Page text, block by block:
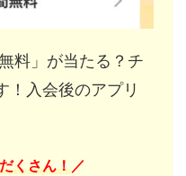
料」が当たる？チ
！入会後のアプリ
くさん！ ／